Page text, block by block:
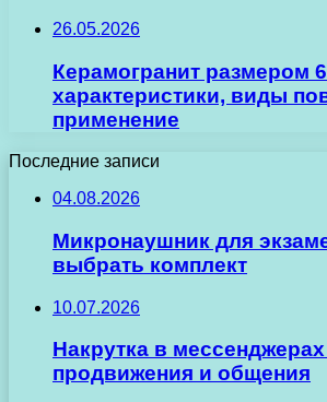
26.05.2026
Керамогранит размером
характеристики, виды
применение
Последние записи
04.08.2026
Микронаушник для
выбрать комплект
10.07.2026
Накрутка в
продвижения и общения